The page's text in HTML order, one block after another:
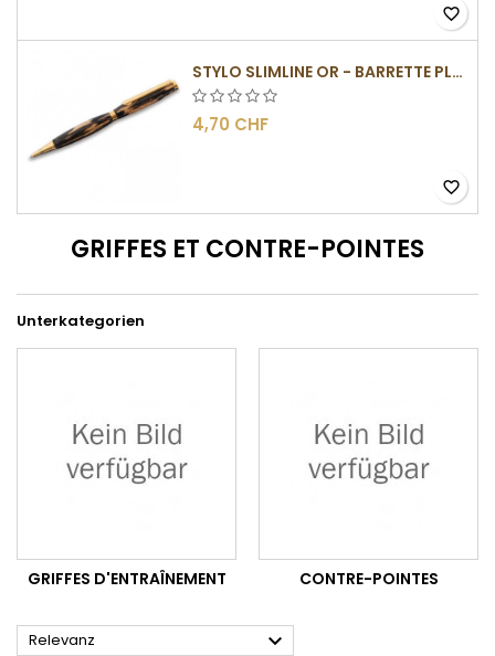
favorite_border
STYLO SLIMLINE OR - BARRETTE PLATE
4,70 CHF
favorite_border
GRIFFES ET CONTRE-POINTES
Unterkategorien
GRIFFES D'ENTRAÎNEMENT CONTRE-POINTES
Relevanz 